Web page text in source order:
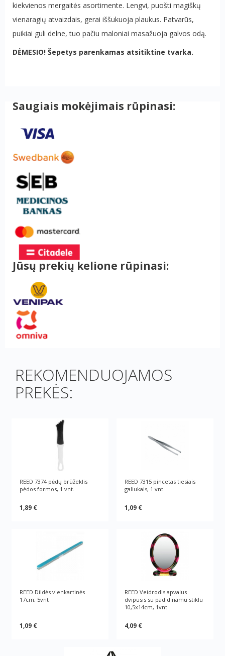
kiekvienos mergaitės asortimente. Lengvi, puošti magiškų
vienaragių atvaizdais, gerai iššukuoja plaukus. Patvarūs,
puikiai guli delne, tuo pačiu maloniai masažuoja galvos odą.
DĖMESIO! Šepetys parenkamas atsitiktine tvarka.
Saugiais mokėjimais rūpinasi:
Jūsų prekių kelione rūpinasi:
REKOMENDUOJAMOS
PREKĖS:
REED 7374 pėdų brūžeklis
pėdos formos, 1 vnt.
1,89 €
REED 7315 pincetas tiesiais
galiukais, 1 vnt.
1,09 €
REED Dildės vienkartinės
17cm, 5vnt
1,09 €
REED Veidrodis apvalus
dvipusis su padidinamu stiklu
10,5x14cm, 1vnt
4,09 €